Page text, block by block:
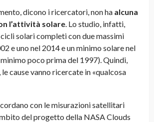
dicono i ricercatori, non ha alcuna
l’attività solare . Lo studio, infatti,
solari completi con due massimi
e uno nel 2014 e un minimo solare nel
poco prima del 1997). Quindi,
cause vanno ricercate in «qualcosa
con le misurazioni satellitari
del progetto della NASA Clouds